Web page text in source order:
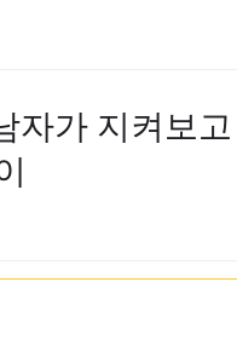
자가 지켜보